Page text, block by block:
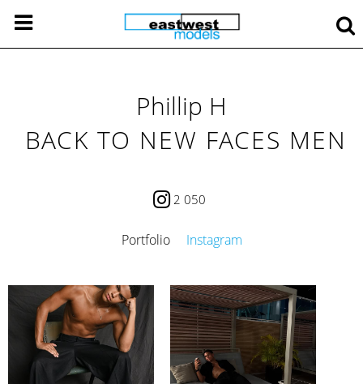
Phillip H
BACK TO NEW FACES MEN
2 050
Portfolio Instagram